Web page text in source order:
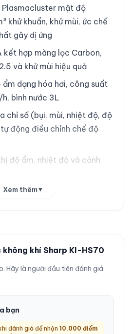
Plasmacluster mật độ
khử khuẩn, khử mùi, ức chế
gây dị ứng
kết hợp màng lọc Carbon,
và khử mùi hiệu quả
ẩm dạng hóa hơi, công suất
bình nước 3L
chỉ số (bụi, mùi, nhiệt độ, độ
động điều chỉnh chế độ
độ ẩm, nhiệt độ và cảnh
độ ồn chỉ 15dB ở chế độ yên
ẩm, ion Plasmacluster
51 m²
Xem thêm ▼
khí Sharp KI-HS70
Hãy là người đầu tiên đánh giá
bạn
đánh giá để nhận 10.000 điểm